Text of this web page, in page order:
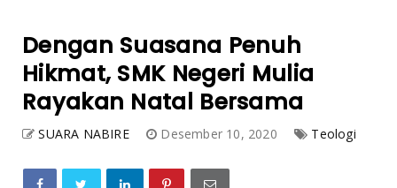
Dengan Suasana Penuh
Hikmat, SMK Negeri Mulia
Rayakan Natal Bersama
SUARA NABIRE Desember 10, 2020 Teologi